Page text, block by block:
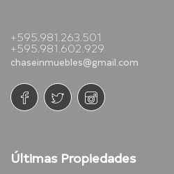
+595.981.263.501
+595.981.602.929
chaseinmuebles@gmail.com
Últimas Propiedades